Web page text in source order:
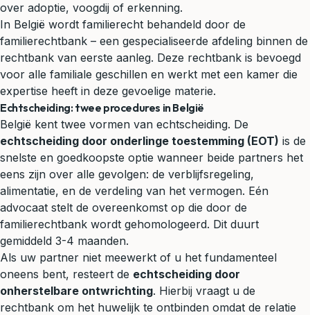
over adoptie, voogdij of erkenning.
In België wordt familierecht behandeld door de
familierechtbank – een gespecialiseerde afdeling binnen de
rechtbank van eerste aanleg. Deze rechtbank is bevoegd
voor alle familiale geschillen en werkt met een kamer die
expertise heeft in deze gevoelige materie.
Echtscheiding: twee procedures in België
België kent twee vormen van echtscheiding. De
echtscheiding door onderlinge toestemming (EOT) is de
snelste en goedkoopste optie wanneer beide partners het
eens zijn over alle gevolgen: de verblijfsregeling,
alimentatie, en de verdeling van het vermogen. Eén
advocaat stelt de overeenkomst op die door de
familierechtbank wordt gehomologeerd. Dit duurt
gemiddeld 3-4 maanden.
Als uw partner niet meewerkt of u het fundamenteel
oneens bent, resteert de echtscheiding door
onherstelbare ontwrichting. Hierbij vraagt u de
rechtbank om het huwelijk te ontbinden omdat de relatie